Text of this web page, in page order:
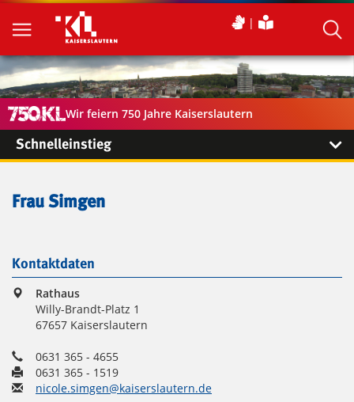
Wir feiern 750 Jahre Kaiserslautern
Schnelleinstieg
Frau Simgen
Kontaktdaten
Rathaus
Willy-Brandt-Platz 1
67657 Kaiserslautern
0631 365 - 4655
0631 365 - 1519
nicole.simgen@kaiserslautern.de